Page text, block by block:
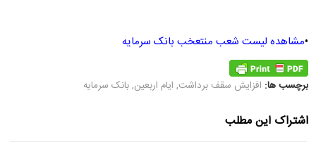
•مشاهده لیست شعب منتعخب بانک سرمایه
برچسب ها: افزایش سقف برداشت, ایام اربعین,بانک سرمایه
اشتراک این مطلب